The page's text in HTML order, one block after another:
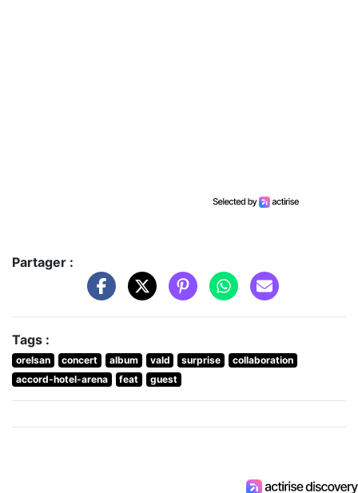
Partager :
Tags :
orelsan concert album vald surprise
collaboration
accord-hotel-arena
feat guest